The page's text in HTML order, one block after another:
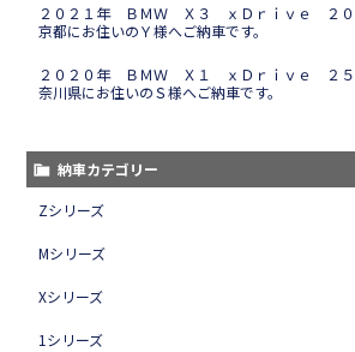
２０２１年 ＢＭＷ Ｘ３ ｘＤｒｉｖｅ ２
京都にお住いのＹ様へご納車です。
２０２０年 ＢＭＷ Ｘ１ ｘＤｒｉｖｅ ２
奈川県にお住いのＳ様へご納車です。
納車カテゴリー
Zシリーズ
Mシリーズ
Xシリーズ
1シリーズ